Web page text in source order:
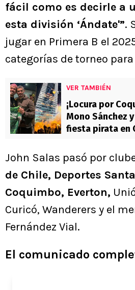
fácil como es decirle a
esta división ‘Ándate'”.
jugar en Primera B el
categorías de torneo
VER TAMBIÉN
¡Locura por
Mono Sánchez
fiesta pirata en
John Salas pasó por
de Chile, Deportes
Coquimbo, Everton,
Curicó, Wanderers y el
Fernández Vial.
El comunicado